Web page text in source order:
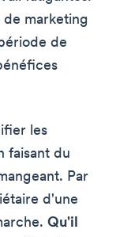
de marketing
de
les
faisant du
Par
d'une
Qu'il